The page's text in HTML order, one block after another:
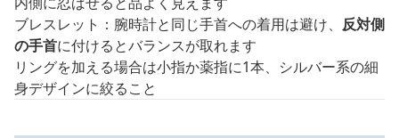
ブレスレット：腕時計と同じ手首への着用は避け、 反対側
の手首に付けるとバランスが取れます
リングを加える場合は小指か薬指に1本、シルバー系の細
身デザインに絞ること